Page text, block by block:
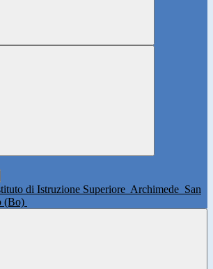
di Istruzione Superiore Archimede San
(Bo)